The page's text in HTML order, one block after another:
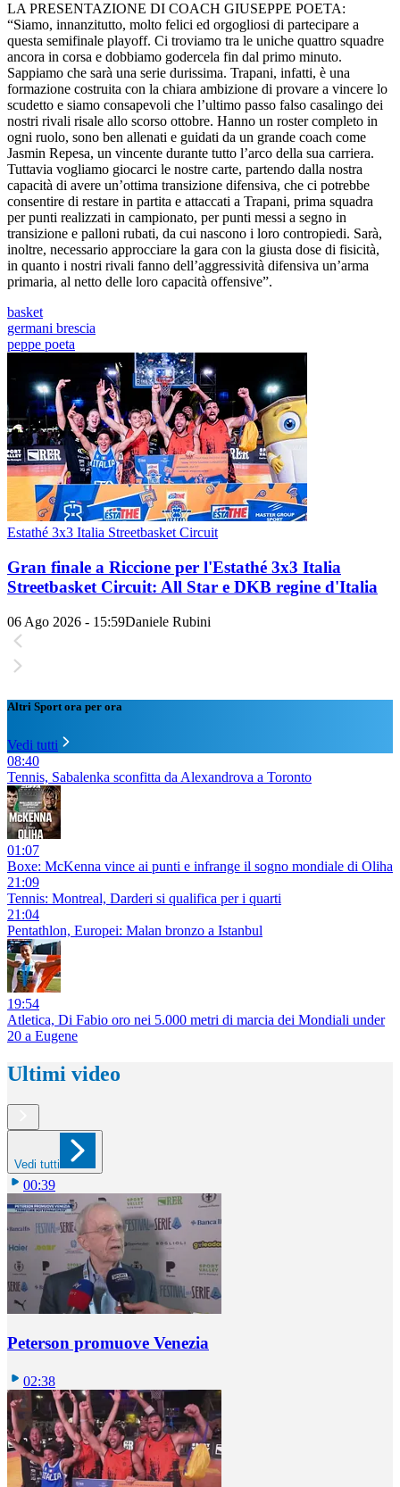
LA PRESENTAZIONE DI COACH GIUSEPPE POETA:
“Siamo, innanzitutto, molto felici ed orgogliosi di partecipare a
questa semifinale playoff. Ci troviamo tra le uniche quattro squadre
ancora in corsa e dobbiamo godercela fin dal primo minuto.
Sappiamo che sarà una serie durissima. Trapani, infatti, è una
formazione costruita con la chiara ambizione di provare a vincere lo
scudetto e siamo consapevoli che l’ultimo passo falso casalingo dei
nostri rivali risale allo scorso ottobre. Hanno un roster completo in
ogni ruolo, sono ben allenati e guidati da un grande coach come
Jasmin Repesa, un vincente durante tutto l’arco della sua carriera.
Tuttavia vogliamo giocarci le nostre carte, partendo dalla nostra
capacità di avere un’ottima transizione difensiva, che ci potrebbe
consentire di restare in partita e attaccati a Trapani, prima squadra
per punti realizzati in campionato, per punti messi a segno in
transizione e palloni rubati, da cui nascono i loro contropiedi. Sarà,
inoltre, necessario approcciare la gara con la giusta dose di fisicità,
in quanto i nostri rivali fanno dell’aggressività difensiva un’arma
primaria, al netto delle loro capacità offensive”.
basket
germani brescia
peppe poeta
Estathé 3x3 Italia Streetbasket Circuit
Gran finale a Riccione per l'Estathé 3x3 Italia
Streetbasket Circuit: All Star e DKB regine d'Italia
06 Ago 2026 - 15:59Daniele Rubini
Altri Sport ora per ora
Vedi tutti
08:40
Tennis, Sabalenka sconfitta da Alexandrova a Toronto
01:07
Boxe: McKenna vince ai punti e infrange il sogno mondiale di Oliha
21:09
Tennis: Montreal, Darderi si qualifica per i quarti
21:04
Pentathlon, Europei: Malan bronzo a Istanbul
19:54
Atletica, Di Fabio oro nei 5.000 metri di marcia dei Mondiali under
20 a Eugene
Ultimi video
Vedi tutti
00:39
Peterson promuove Venezia
02:38